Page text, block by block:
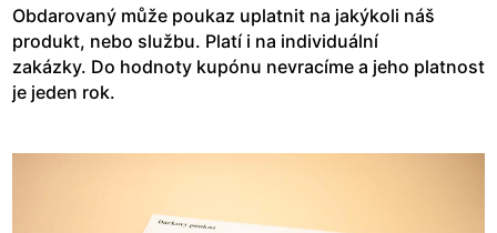
Obdarovaný může poukaz uplatnit na jakýkoli náš
produkt, nebo službu. Platí i na individuální
zakázky. Do hodnoty kupónu nevracíme a jeho platnost
je jeden rok.